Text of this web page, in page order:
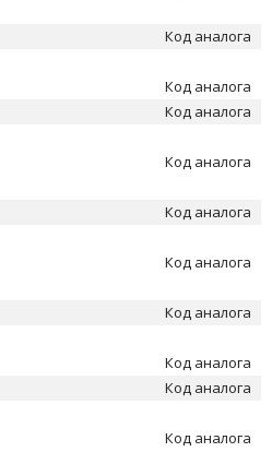
Код аналога
Код аналога
Код аналога
Код аналога
Код аналога
Код аналога
Код аналога
Код аналога
Код аналога
Код аналога